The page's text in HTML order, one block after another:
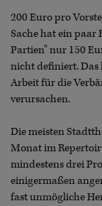
200 Euro pro
Sache hat ein paar
Partien" nur 150
nicht definiert.
Arbeit für die
verursachen.
Die meisten
Monat im
mindestens drei
einigermaßen
fast unmögliche